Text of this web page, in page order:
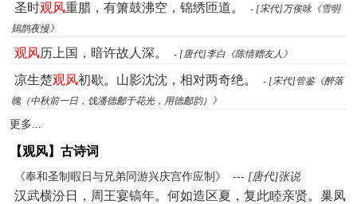
圣时观风重腊，有箫鼓沸空，锦绣匝道。
- [宋代]万俟咏《雪明
鳷鹊夜慢》
观风历上国，暗许故人深。 - [唐代]李白《陈情赠友人》
凉生楚观风初歇。山影沈沈，相对两奇绝。
- [宋代]管鉴《醉落
魄（中秋前一日，饯潘德鄜于花光，用德鄜韵）》
更多...
【观风】古诗词
《奉和圣制暇日与兄弟同游兴庆宫作应制》 --- [唐代]张说
汉武横汾日，周王宴镐年。何如造区夏，复此睦亲贤。巢凤